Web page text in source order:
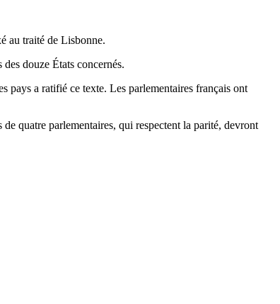
au traité de Lisbonne.
douze États concernés.
pays a ratifié ce texte. Les parlementaires français ont
quatre parlementaires, qui respectent la parité, devront